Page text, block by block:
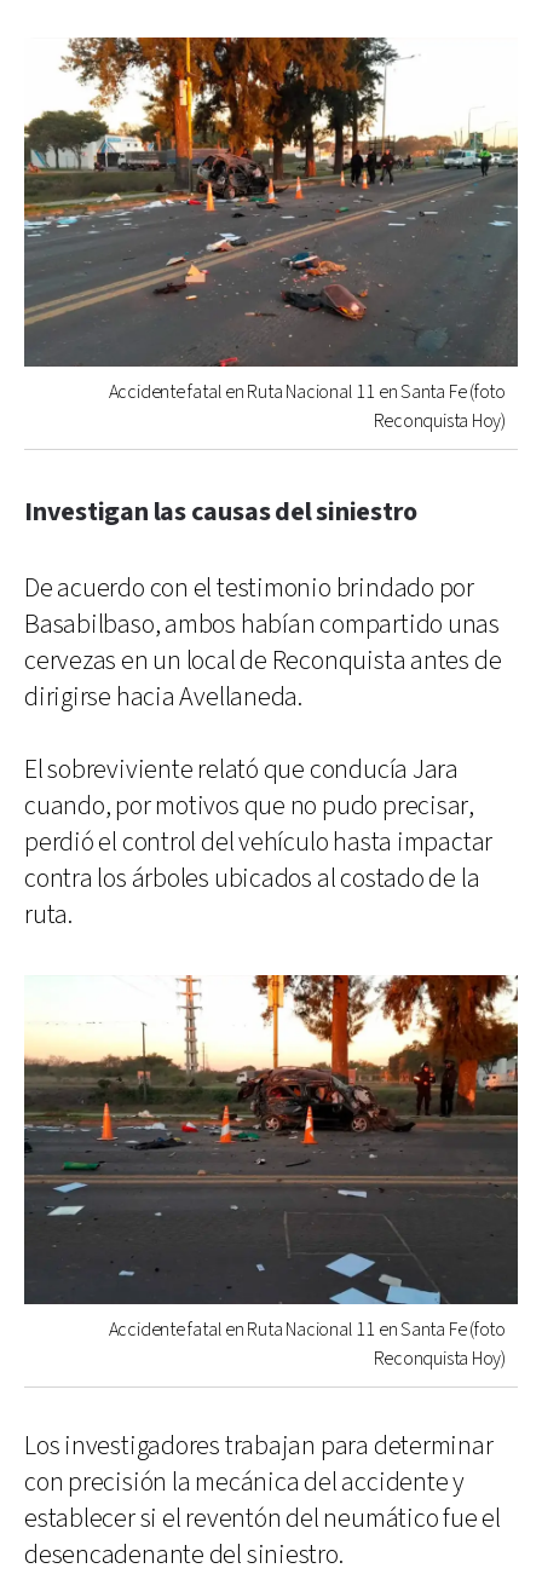
Accidente fatal en Ruta Nacional 11 en Santa Fe (foto
Reconquista Hoy)
Investigan las causas del siniestro
De acuerdo con el testimonio brindado por
Basabilbaso, ambos habían compartido unas
cervezas en un local de Reconquista antes de
dirigirse hacia Avellaneda.
El sobreviviente relató que conducía Jara
cuando, por motivos que no pudo precisar,
perdió el control del vehículo hasta impactar
contra los árboles ubicados al costado de la
ruta.
Accidente fatal en Ruta Nacional 11 en Santa Fe (foto
Reconquista Hoy)
Los investigadores trabajan para determinar
con precisión la mecánica del accidente y
establecer si el reventón del neumático fue el
desencadenante del siniestro.